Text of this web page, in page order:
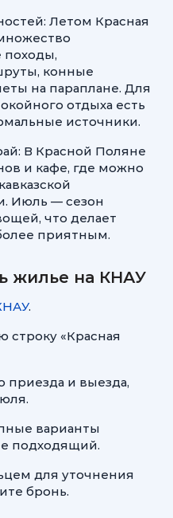
Летом Красная
походы,
конные
на параплане. Для
отдыха есть
источники.
В Красной Поляне
и кафе, где можно
Июль — сезон
что делает
приятным.
жилье на КНАУ
.
строку «Красная
приезда и выезда,
варианты
подходящий.
для уточнения
бронь.